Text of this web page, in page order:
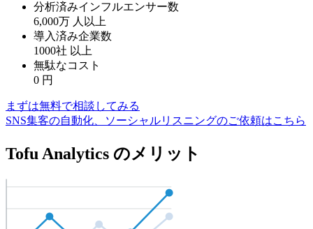
分析済みインフルエンサー数
6,000万 人以上
導入済み企業数
1000社 以上
無駄なコスト
0 円
まずは無料で相談してみる
SNS集客の自動化、ソーシャルリスニングのご依頼はこちら
Tofu Analytics のメリット